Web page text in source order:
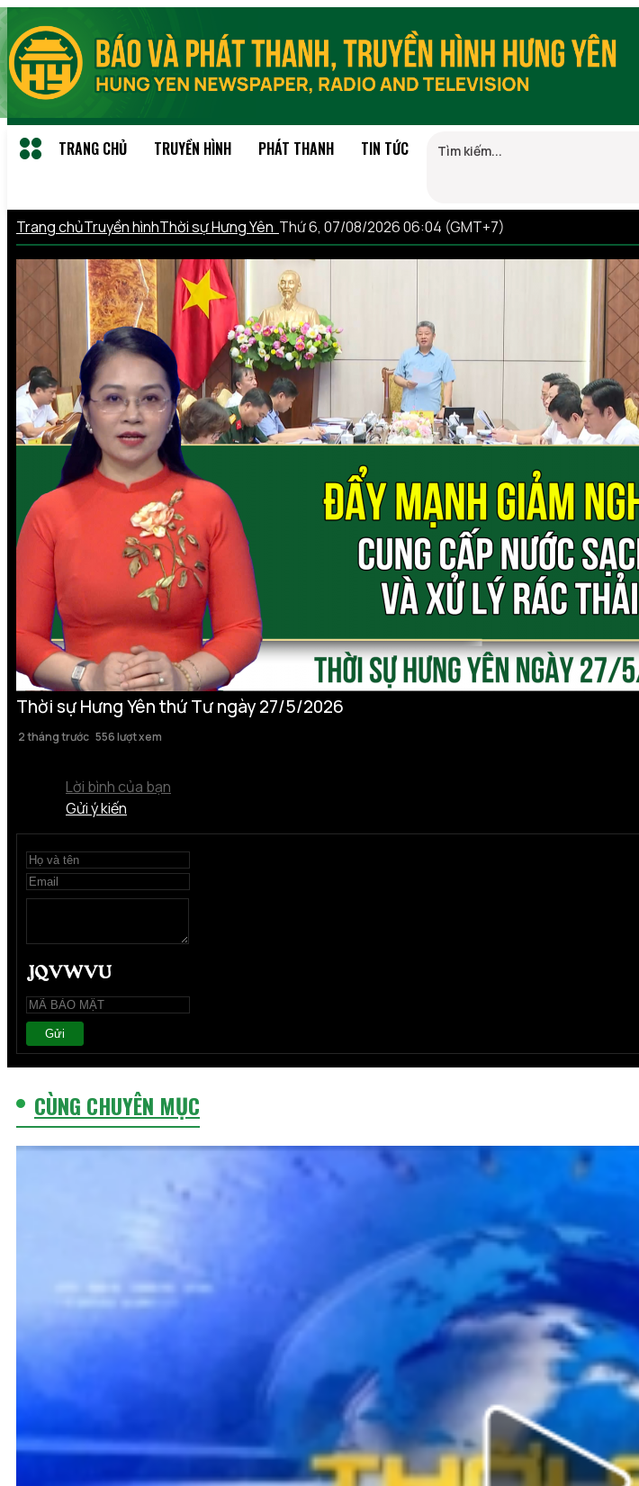
TRANG CHỦ TRUYỀN HÌNH PHÁT THANH TIN TỨC
Trang chủTruyền hìnhThời sự Hưng Yên Thứ 6, 07/08/2026 06:04 (GMT+7)
Thời sự Hưng Yên thứ Tư ngày 27/5/2026
2 tháng trước 556 lượt xem
Lời bình của bạn
Gửi ý kiến
Gửi
CÙNG CHUYÊN MỤC